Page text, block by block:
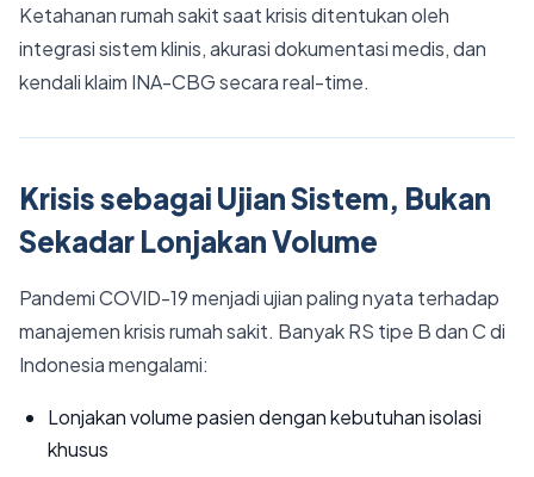
Ketahanan rumah sakit saat krisis ditentukan oleh
integrasi sistem klinis, akurasi dokumentasi medis, dan
kendali klaim INA-CBG secara real-time.
Krisis sebagai Ujian Sistem, Bukan
Sekadar Lonjakan Volume
Pandemi COVID-19 menjadi ujian paling nyata terhadap
manajemen krisis rumah sakit. Banyak RS tipe B dan C di
Indonesia mengalami:
Lonjakan volume pasien dengan kebutuhan isolasi
khusus